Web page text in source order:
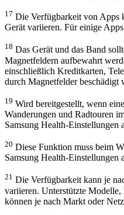
17 Die Verfügbarkeit von Apps
Gerät variieren. Für einige
18 Das Gerät und das Band
Magnetfeldern aufbewahrt
einschließlich Kreditkarten,
durch Magnetfelder beschädigt
19 Wird bereitgestellt, wenn
Wanderungen und Radtouren
Samsung Health-Einstellungen
20 Diese Funktion muss beim
Samsung Health-Einstellungen
21 Die Verfügbarkeit kann je
variieren. Unterstützte
können je nach Markt oder